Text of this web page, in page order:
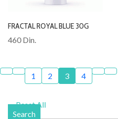
FRACTAL ROYAL BLUE 30G
460 Din.
1 2 3 4
Reset All
Search